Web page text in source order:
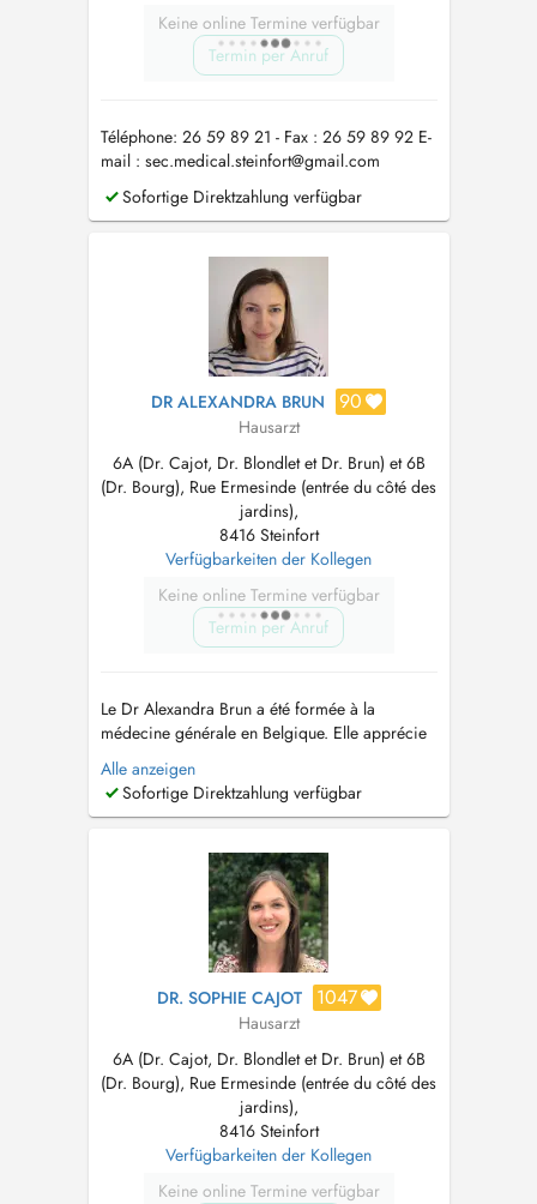
Keine online Termine verfügbar
Termin per Anruf
Téléphone: 26 59 89 21 - Fax : 26 59 89 92 E-
mail : sec.medical.steinfort@gmail.com
Sofortige Direktzahlung verfügbar
DR ALEXANDRA BRUN 90
Hausarzt
6A (Dr. Cajot, Dr. Blondlet et Dr. Brun) et 6B
(Dr. Bourg), Rue Ermesinde (entrée du côté des
jardins),
8416 Steinfort
Verfügbarkeiten der Kollegen
Keine online Termine verfügbar
Termin per Anruf
Le Dr Alexandra Brun a été formée à la
médecine générale en Belgique. Elle apprécie
la richesse et la diversité de la médecine de
premier recours. Elle accorde une attention
particulière au suivi personnalisé de chacun,
domaines dintérêt incluent notamment la pé...
Alle anzeigen
Sofortige Direktzahlung verfügbar
DR. SOPHIE CAJOT 1047
Hausarzt
6A (Dr. Cajot, Dr. Blondlet et Dr. Brun) et 6B
(Dr. Bourg), Rue Ermesinde (entrée du côté des
jardins),
8416 Steinfort
Verfügbarkeiten der Kollegen
Keine online Termine verfügbar